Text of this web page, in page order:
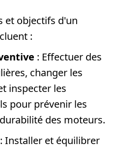
et objectifs d'un
:
: Effectuer des
changer les
inspecter les
pour prévenir les
des moteurs.
: Installer et équilibrer